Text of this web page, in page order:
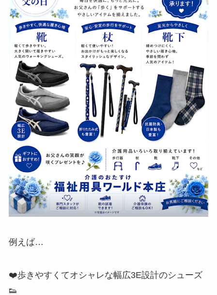
例えば…
❤️歩きやすくてオシャレな幅広3E設計のシューズ
👟